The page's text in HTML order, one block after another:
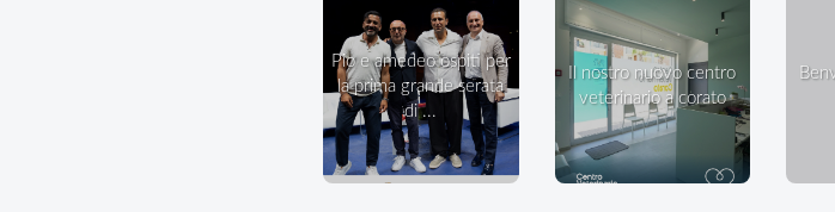
pio e amedeo ospiti per
la prima grande serata
di ...
veterinario a corato
benvenuti a lamarossa